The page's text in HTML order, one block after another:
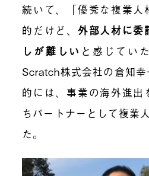
続いて、「優秀な複業人
的だけど、 外部人材に委
しが難しい と感じてい
Scratch株式会社の倉知
的には、事業の海外進出
ちパートナーとして複業
た。